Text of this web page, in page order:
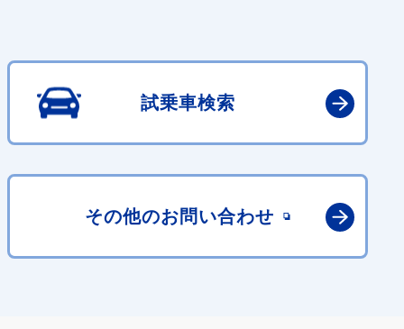
試乗車検索
その他のお問い合わせ